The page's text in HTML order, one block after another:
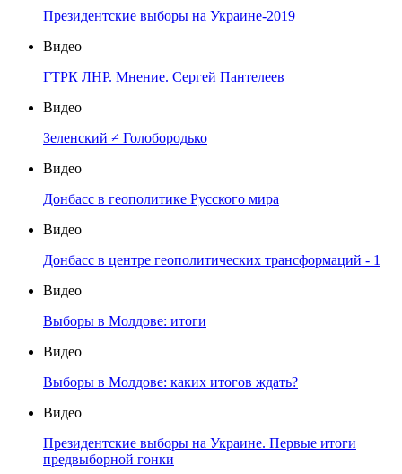
Президентские выборы на Украине-2019
Видео
ГТРК ЛНР. Мнение. Сергей Пантелеев
Видео
Зеленский ≠ Голобородько
Видео
Донбасс в геополитике Русского мира
Видео
Донбасс в центре геополитических трансформаций - 1
Видео
Выборы в Молдове: итоги
Видео
Выборы в Молдове: каких итогов ждать?
Видео
Президентские выборы на Украине. Первые итоги
предвыборной гонки